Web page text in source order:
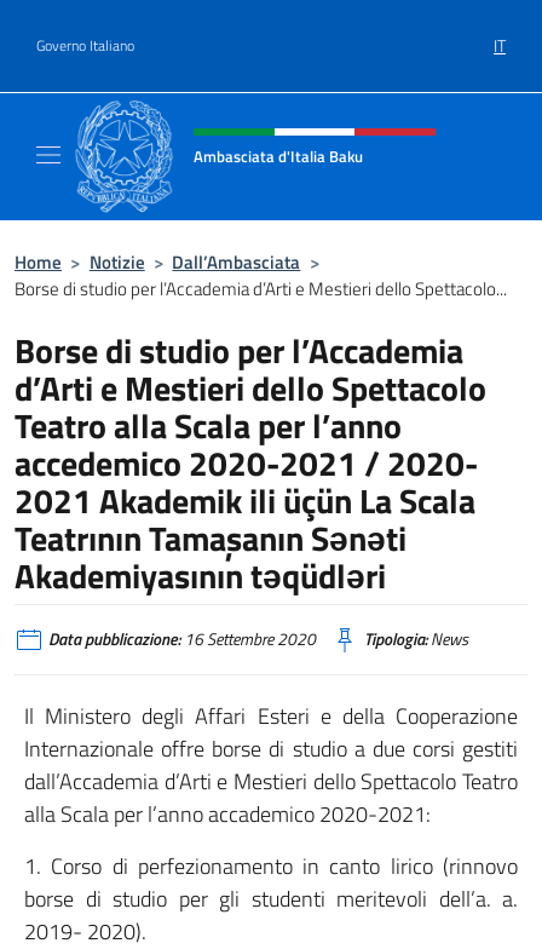
Governo Italiano IT
Intestazione sito, social e menù
Ambasciata d'Italia Baku
Home > Notizie > Dall’Ambasciata >
Borse di studio per l’Accademia d’Arti e Mestieri dello Spettacolo...
Borse di studio per l’Accademia
d’Arti e Mestieri dello Spettacolo
Teatro alla Scala per l’anno
accedemico 2020-2021 / 2020-
2021 Akademik ili üçün La Scala
Teatrının Tamaşanın Sənəti
Akademiyasının təqüdləri
Data pubblicazione:16 Settembre 2020 Tipologia:News
Il Ministero degli Affari Esteri e della Cooperazione
Internazionale offre borse di studio a due corsi gestiti
dall’Accademia d’Arti e Mestieri dello Spettacolo Teatro
alla Scala per l’anno accademico 2020-2021:
1. Corso di perfezionamento in canto lirico (rinnovo
borse di studio per gli studenti meritevoli dell’a. a.
2019- 2020).